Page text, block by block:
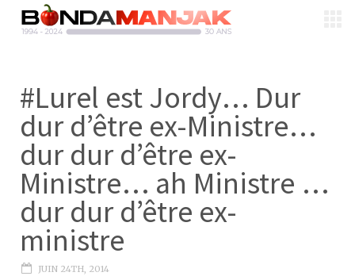
#Lurel est Jordy… Dur
dur d’être ex-Ministre…
dur dur d’être ex-
Ministre… ah Ministre …
dur dur d’être ex-
ministre
JUIN 24TH, 2014